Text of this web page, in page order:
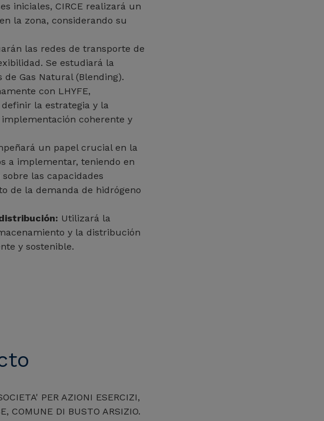
iniciales, CIRCE realizará un
la zona, considerando su
las redes de transporte de
Se estudiará la
Gas Natural (Blending).
con LHYFE,
la estrategia y la
coherente y
un papel crucial en la
a implementar, teniendo en
las capacidades
de la demanda de hidrógeno
Utilizará la
y la distribución
y sostenible.
PER AZIONI ESERCIZI,
COMUNE DI BUSTO ARSIZIO.